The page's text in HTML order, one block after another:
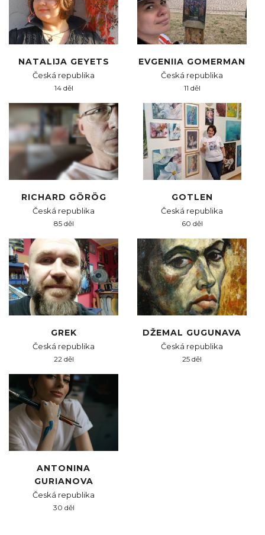
NATALIJA GEYETS
Česká republika
14 děl
EVGENIIA GOMERMAN
Česká republika
11 děl
RICHARD GÖRÖG
Česká republika
85 děl
GOTLEN
Česká republika
60 děl
GREK
Česká republika
22 děl
DŽEMAL GUGUNAVA
Česká republika
25 děl
ANTONINA
GURIANOVA
Česká republika
30 děl